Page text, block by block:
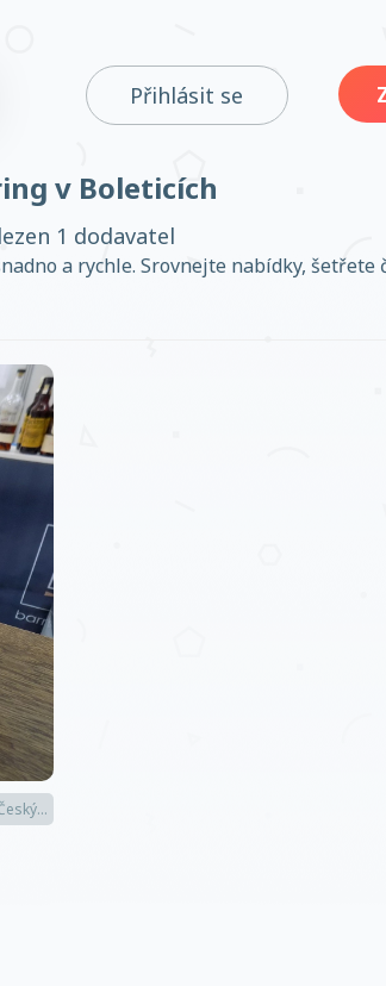
Přihlásit se
v Boleticích
1 dodavatel
a rychle. Srovnejte nabídky, šetřete